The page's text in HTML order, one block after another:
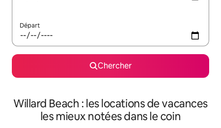
Départ
Chercher
Willard Beach : les locations de vacances
les mieux notées dans le coin